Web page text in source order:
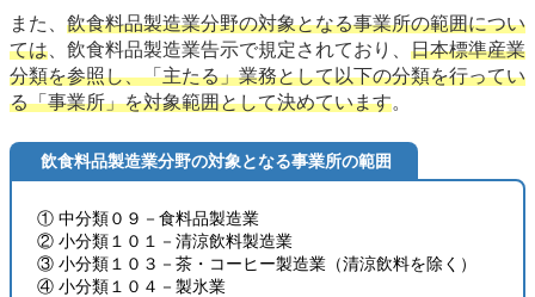
また、 飲食料品製造業分野の対象となる事業所の範囲につい
ては 、飲食料品製造業告示で規定されており、 日本標準産業
分類を参照し、「主たる」業務として以下の分類を行ってい
る「事業所」を対象範囲として決めています。
飲食料品製造業分野の対象となる事業所の範囲
① 中分類０９－食料品製造業
② 小分類１０１－清涼飲料製造業
③ 小分類１０３－茶・コーヒー製造業（清涼飲料を除く）
④ 小分類１０４－製氷業